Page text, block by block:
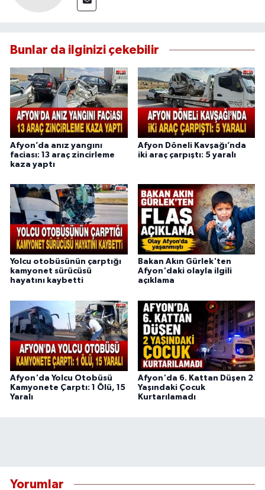
Bunlar da ilginizi çekebilir
Afyon’da anız yangını
faciası: 13 araç zincirleme
kaza yaptı
Afyon Döneli Kavşağı’nda
iki araç çarpıştı: 5 yaralı
Yolcu otobüsünün çarptığı
kamyonet sürücüsü
hayatını kaybetti
Bakan Akın Gürlek'ten
Afyon'daki olayla ilgili
açıklama
Afyon'da Yolcu Otobüsü
Kamyonete Çarptı: 1 Ölü, 15
Yaralı
Afyon'da 6. Kattan Düşen 2
Yaşındaki Çocuk
Kurtarılamadı
Yorumlar